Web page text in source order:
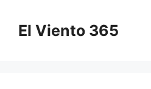
contenido
El Viento 365